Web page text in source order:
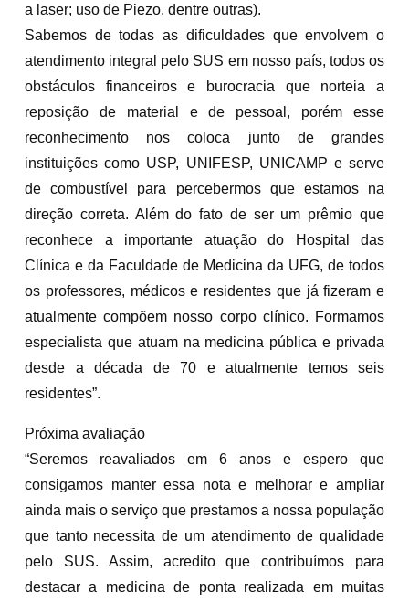
a laser; uso de Piezo, dentre outras).
Sabemos de todas as dificuldades que envolvem o
atendimento integral pelo SUS em nosso país, todos os
obstáculos financeiros e burocracia que norteia a
reposição de material e de pessoal, porém esse
reconhecimento nos coloca junto de grandes
instituições como USP, UNIFESP, UNICAMP e serve
de combustível para percebermos que estamos na
direção correta. Além do fato de ser um prêmio que
reconhece a importante atuação do Hospital das
Clínica e da Faculdade de Medicina da UFG, de todos
os professores, médicos e residentes que já fizeram e
atualmente compõem nosso corpo clínico. Formamos
especialista que atuam na medicina pública e privada
desde a década de 70 e atualmente temos seis
residentes”.
Próxima avaliação
“Seremos reavaliados em 6 anos e espero que
consigamos manter essa nota e melhorar e ampliar
ainda mais o serviço que prestamos a nossa população
que tanto necessita de um atendimento de qualidade
pelo SUS. Assim, acredito que contribuímos para
destacar a medicina de ponta realizada em muitas